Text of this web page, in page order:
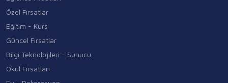
Özel Fırsatlar
Eğitim - Kurs
Güncel Fırsatlar
Bilgi Teknolojileri - Sunucu
Okul Fırsatları